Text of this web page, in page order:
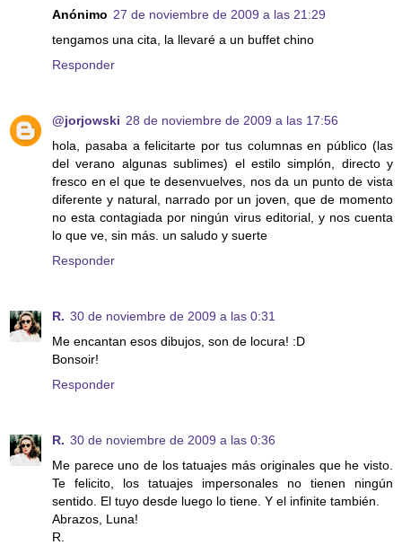
Anónimo 27 de noviembre de 2009 a las 21:29
tengamos una cita, la llevaré a un buffet chino
Responder
@jorjowski 28 de noviembre de 2009 a las 17:56
hola, pasaba a felicitarte por tus columnas en público (las
del verano algunas sublimes) el estilo simplón, directo y
fresco en el que te desenvuelves, nos da un punto de vista
diferente y natural, narrado por un joven, que de momento
no esta contagiada por ningún virus editorial, y nos cuenta
lo que ve, sin más. un saludo y suerte
Responder
R. 30 de noviembre de 2009 a las 0:31
Me encantan esos dibujos, son de locura! :D
Bonsoir!
Responder
R. 30 de noviembre de 2009 a las 0:36
Me parece uno de los tatuajes más originales que he visto.
Te felicito, los tatuajes impersonales no tienen ningún
sentido. El tuyo desde luego lo tiene. Y el infinite también.
Abrazos, Luna!
R.